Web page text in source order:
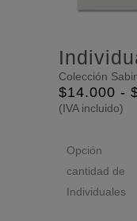
Colección
$14.000 -
(IVA incluido)
Opción
cantidad de
Individuales